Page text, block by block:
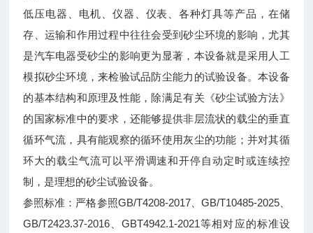
低压电器、电机、仪器、仪表、各种灯具等产品，在储
存、运输和作用过程中往往会受到砂尘环境的影响，尤其
是汽车电器受砂尘的影响更为显著，本设备就是采用人工
模拟砂尘环境，来检验试品防尘能力的试验设备。本设备
的基本结构和原理及性能，除满足有关《砂尘试验方法》
的国家标准中的要求，还能够提供非层流状的载尘的垂直
循环气流，具有能观察的循环使用灰尘的功能；并对其循
环大的载尘气流可以平滑调速和开停自动定时或连续控
制，是理想的砂尘试验设备。
参照标准：严格参照GB/T4208-2017、GB/T10485-2025、
GB/T2423.37-2016、GBT4942.1-2021等相对应的标准设